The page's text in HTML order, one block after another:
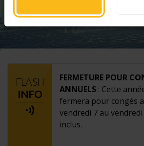
FLASH
INFO
FERMETURE POUR
ANNUELS : Cette
fermera pour congés
vendredi 7 au
inclus.